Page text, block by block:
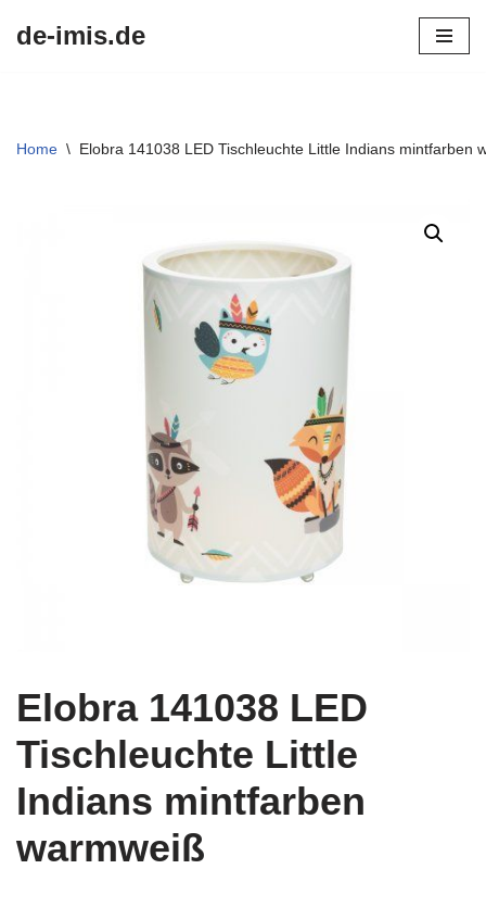
de-imis.de
Home \ Elobra 141038 LED Tischleuchte Little Indians mintfarben
Elobra 141038 LED
Tischleuchte Little
Indians mintfarben
warmweiß